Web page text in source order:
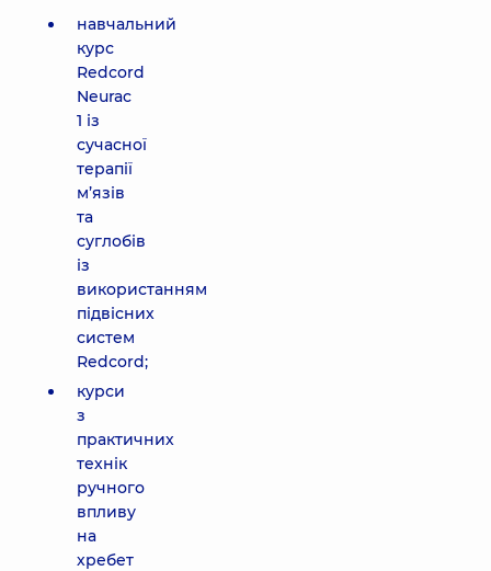
навчальний
курс
Redcord
Neurac
1 із
сучасної
терапії
м’язів
та
суглобів
із
використанням
підвісних
систем
Redcord;
курси
з
практичних
технік
ручного
впливу
на
хребет